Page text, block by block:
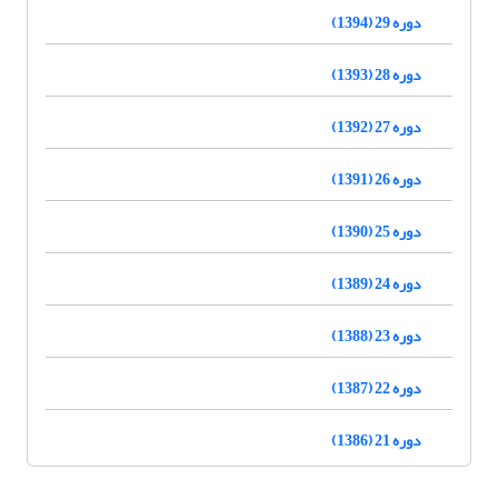
دوره 29 (1394)
دوره 28 (1393)
دوره 27 (1392)
دوره 26 (1391)
دوره 25 (1390)
دوره 24 (1389)
دوره 23 (1388)
دوره 22 (1387)
دوره 21 (1386)